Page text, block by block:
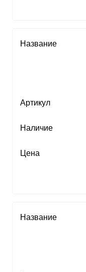
Название
Артикул
Наличие
Цена
Название